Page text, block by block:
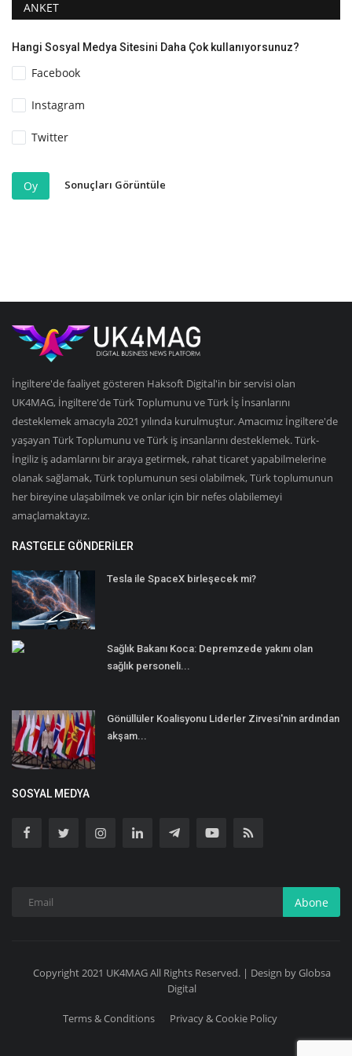
ANKET
Hangi Sosyal Medya Sitesini Daha Çok kullanıyorsunuz?
Facebook
Instagram
Twitter
Oy Sonuçları Görüntüle
İngiltere'de faaliyet gösteren Haksoft Digital'in bir servisi olan
UK4MAG, İngiltere'de Türk Toplumunu ve Türk İş İnsanlarını
desteklemek amacıyla 2021 yılında kurulmuştur. Amacımız İngiltere'de
yaşayan Türk Toplumunu ve Türk iş insanlarını desteklemek. Türk-
İngiliz iş adamlarını bir araya getirmek, rahat ticaret yapabilmelerine
olanak sağlamak, Türk toplumunun sesi olabilmek, Türk toplumunun
her bireyine ulaşabilmek ve onlar için bir nefes olabilemeyi
amaçlamaktayız.
RASTGELE GÖNDERILER
Tesla ile SpaceX birleşecek mi?
Sağlık Bakanı Koca: Depremzede yakını olan
sağlık personeli...
Gönüllüler Koalisyonu Liderler Zirvesi'nin ardından
akşam...
SOSYAL MEDYA
Abone
Copyright 2021 UK4MAG All Rights Reserved. | Design by Globsa
Digital
Terms & Conditions Privacy & Cookie Policy